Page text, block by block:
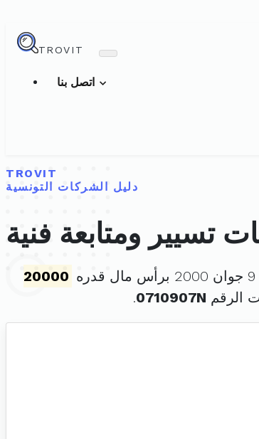
TROVIT
TROVIT
دليل الشركات التونسية
تسيير ومتابعة فنية
20000
الرقم 0710907N
.